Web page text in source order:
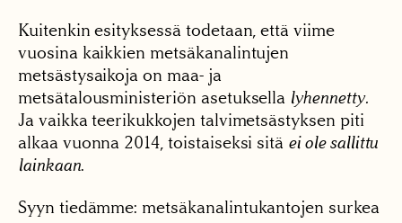
Kuitenkin esityksessä todetaan, että viime
vuosina kaikkien metsäkanalintujen
metsästysaikoja on maa- ja
metsätalousministeriön asetuksella lyhennetty.
Ja vaikka teerikukkojen talvimetsästyksen piti
alkaa vuonna 2014, toistaiseksi sitä ei ole sallittu
lainkaan.
Syyn tiedämme: metsäkanalintukantojen surkea